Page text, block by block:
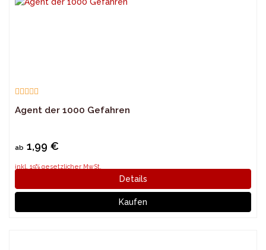
Agent der 1000 Gefahren
ab 1,99 €
inkl. 19% gesetzlicher MwSt.
Details
Kaufen